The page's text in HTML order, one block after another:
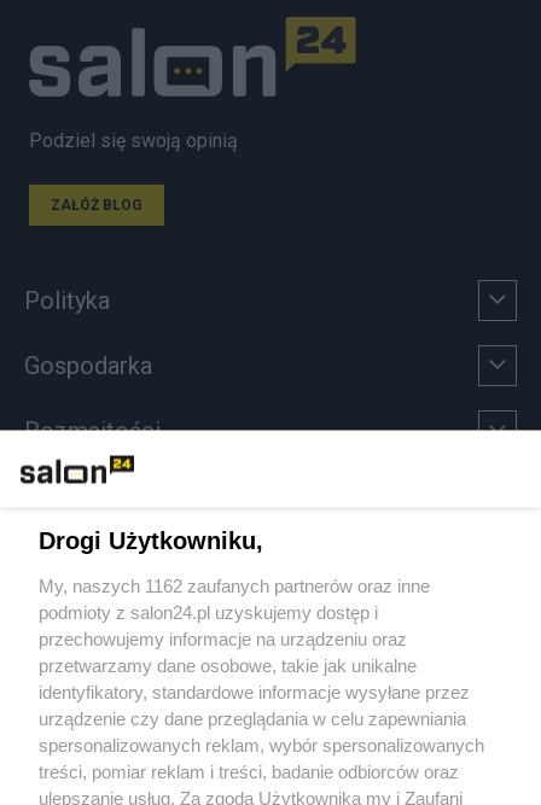
Podziel się swoją opinią
ZAŁÓŻ BLOG
Polityka
Gospodarka
Rozmaitości
Sport
Społeczeństwo
Kultura
Drogi Użytkowniku,
My, naszych 1162 zaufanych partnerów oraz inne
podmioty z salon24.pl uzyskujemy dostęp i
przechowujemy informacje na urządzeniu oraz
przetwarzamy dane osobowe, takie jak unikalne
identyfikatory, standardowe informacje wysyłane przez
urządzenie czy dane przeglądania w celu zapewniania
spersonalizowanych reklam, wybór spersonalizowanych
treści, pomiar reklam i treści, badanie odbiorców oraz
ulepszanie usług. Za zgodą Użytkownika my i Zaufani